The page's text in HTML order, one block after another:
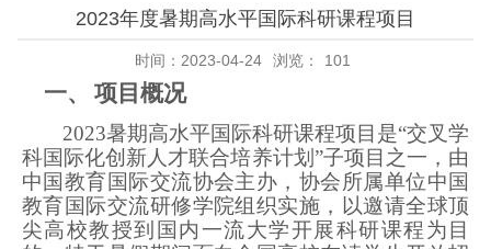
2023年度暑期高水平国际科研课程项目
时间：2023-04-24 浏览： 101
一、 项目概况
2023暑期高水平国际科研课程项目 是“交叉学
科国际化创新人才联合培养计划”子项目之一 ，由
中国教育国际交流协会主办，协会所属单位中国
教育国际交流研修学院组织实施，以邀请全球顶
尖高校教授到国内一流大学开展科研课程为目